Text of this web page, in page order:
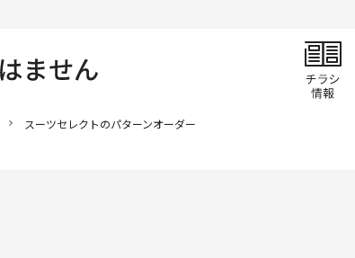
スーツセレクトのパターンオーダー